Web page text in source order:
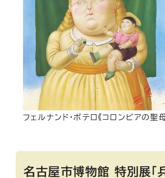
フェルナンド・ボテロ《コロンビアの
名古屋市博物館 特別展